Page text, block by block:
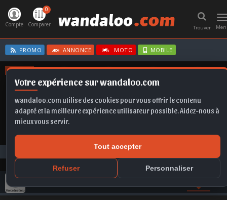
Votre expérience sur wandaloo.com
wandaloo.com utilise des cookies pour vous offrir le contenu
adapté et la meilleure expérience utilisateur possible. Aidez-nous à
mieux vous servir.
Tout accepter
Refuser Personnaliser
Trouver
Compte
0
Comparer
PROMO ANNONCE MOTO MOBILE
OFFRES
FABIA FRONTERA
EQE MERCEDES EQE 2023 Maroc
GAMME MERCEDES COMPARER VIDEO PHOTO